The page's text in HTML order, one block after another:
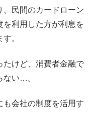
、民間のカードローン
を利用した方が利息を
。
たけど、消費者金融で
ない…。
も会社の制度を活用す